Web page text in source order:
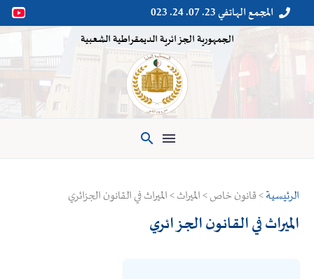

 المجمع الهاتفي 23. 07. 24. 023
الجمهورية الجزائرية الديمقراطية الشعبية

الرئيسية> قانون خاص > الميراث > الميراث في القانون الجزائري
الميراث في القانون الجزائري